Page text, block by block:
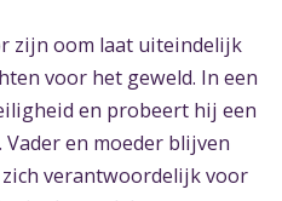
zijn oom laat uiteindelijk
voor het geweld. In een
en probeert hij een
en moeder blijven
verantwoordelijk voor